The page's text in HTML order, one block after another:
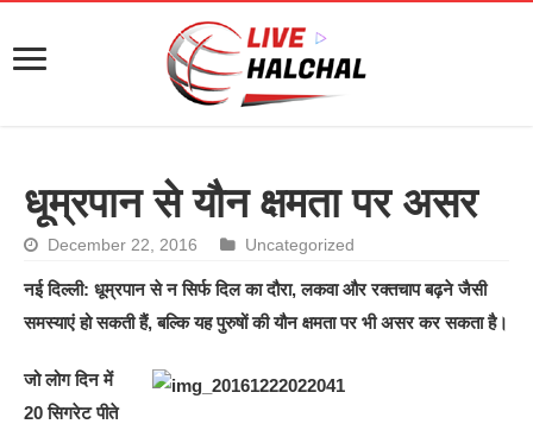
धूम्रपान से यौन क्षमता पर असर
December 22, 2016 Uncategorized
नई दिल्ली: धूम्रपान से न सिर्फ दिल का दौरा, लकवा और रक्तचाप बढ़ने जैसी
समस्याएं हो सकती हैं, बल्कि यह पुरुषों की यौन क्षमता पर भी असर कर सकता है।
जो लोग दिन में
20 सिगरेट पीते